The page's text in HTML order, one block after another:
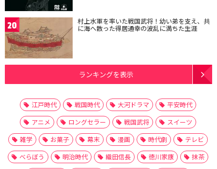
20 村上水軍を率いた戦国武将！幼い弟を支え、共
に海へ散った得居通幸の波乱に満ちた生涯
ランキングを表示
江戸時代 戦国時代 大河ドラマ
平安時代
アニメ
ロングセラー 戦国武将
スイーツ
雑学
お菓子 幕末 漫画 時代劇
テレビ
べらぼう
明治時代 織田信長 徳川家康
抹茶